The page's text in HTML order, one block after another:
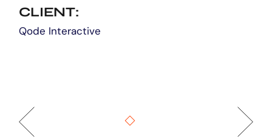
CLIENT:
Qode Interactive